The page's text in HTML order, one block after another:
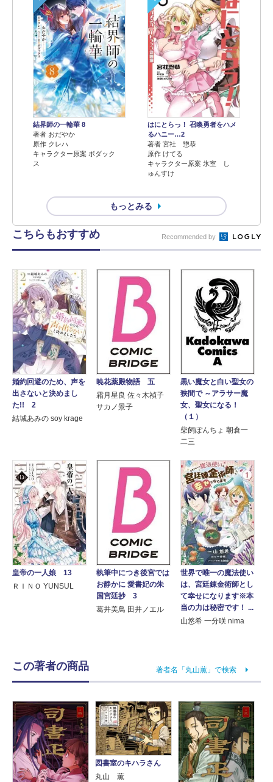
結界師の一輪華 8
著者 おだやか
原作 クレハ
キャラクター原案 ボダック
ス
はにとらっ！ 召喚勇者をハメ
るハニー…2
著者 宮社 惣恭
原作 けてる
キャラクター原案 氷室 し
ゅんすけ
もっとみる
こちらもおすすめ Recommended by
婚約回避のため、声を
出さないと決めまし
た!! 2
結城あみの soy krage
暁花薬殿物語 五
霜月星良 佐々木禎子
サカノ景子
黒い魔女と白い聖女の
狭間で ～アラサー魔
女、聖女になる！
（１）
柴飼ぽんちょ 朝倉一
二三
皇帝の一人娘 13
ＲＩＮＯ YUNSUL
執筆中につき後宮では
お静かに 愛書妃の朱
国宮廷抄 3
葛井美鳥 田井ノエル
世界で唯一の魔法使い
は、宮廷錬金術師とし
て幸せになります※本
当の力は秘密です！ ...
山悠希 一分咲 nima
この著者の商品 著者名「丸山薫」で検索
図書室のキハラさん
丸山 薫